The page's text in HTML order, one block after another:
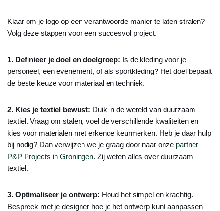
Klaar om je logo op een verantwoorde manier te laten stralen?
Volg deze stappen voor een succesvol project.
1. Definieer je doel en doelgroep: Is de kleding voor je
personeel, een evenement, of als sportkleding? Het doel bepaalt
de beste keuze voor materiaal en techniek.
2. Kies je textiel bewust: Duik in de wereld van duurzaam
textiel. Vraag om stalen, voel de verschillende kwaliteiten en
kies voor materialen met erkende keurmerken. Heb je daar hulp
bij nodig? Dan verwijzen we je graag door naar onze partner
P&P Projects in Groningen. Zij weten alles over duurzaam
textiel.
3. Optimaliseer je ontwerp: Houd het simpel en krachtig.
Bespreek met je designer hoe je het ontwerp kunt aanpassen